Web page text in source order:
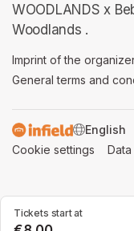
Tickets start at
WOODLANDS x
Woodlands .
Imprint of the
General terms and
SWITCH
Cookie settings